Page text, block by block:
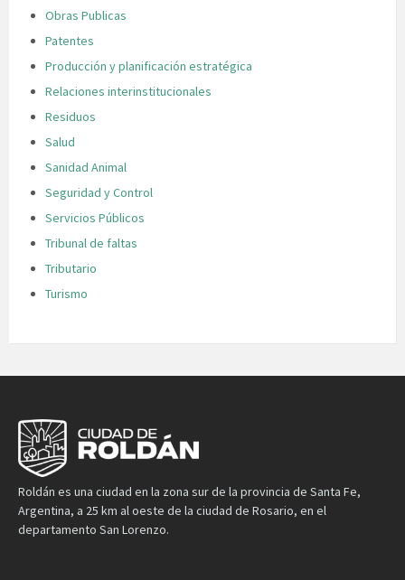
Obras Publicas
Patentes
Producción y planificación estratégica
Relaciones interinstitucionales
Residuos
Salud
Sanidad Animal
Seguridad y Control
Servicios Públicos
Tribunal de faltas
Tributario
Turismo
Roldán es una ciudad en la zona sur de la provincia de Santa Fe,
Argentina, a 25 km al oeste de la ciudad de Rosario, en el
departamento San Lorenzo.